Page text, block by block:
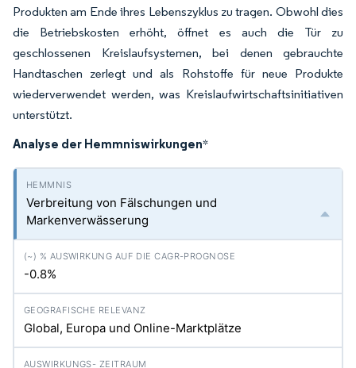
Produkten am Ende ihres Lebenszyklus zu tragen. Obwohl dies
die Betriebskosten erhöht, öffnet es auch die Tür zu
geschlossenen Kreislaufsystemen, bei denen gebrauchte
Handtaschen zerlegt und als Rohstoffe für neue Produkte
wiederverwendet werden, was Kreislaufwirtschaftsinitiativen
unterstützt.
Analyse der Hemmniswirkungen*
Verbreitung von Fälschungen und
Markenverwässerung
-0.8%
Global, Europa und Online-Marktplätze